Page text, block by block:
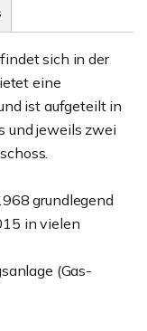
sich in der
eine
ist aufgeteilt in
und jeweils zwei
grundlegend
in vielen
(Gas-